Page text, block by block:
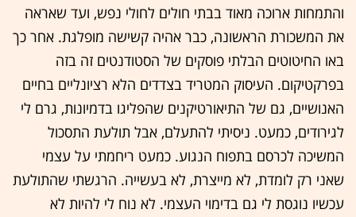
והתמחות ארוכה מאוד בבתי חולים לחולי נפש, ועד שאראה
את המשכורת הראשונה, כבר אהיה קשישה מופלגת. אחר כך
באו החיטוטים הבלתי פוסקים של הסטודנטים זה בזה
בפרקטיקום. העיסוק המטריד בצדדים הלא רציונליים בחיים
האנושיים, גם של התיאורטיקנים שהפליגו בדמיונות, גרם לי
לגירודים, כמעט. ניסיתי להתעלם, אבל תולעת התסכול
המשיכה לכרסם בתפוח הנגוע. כמעט ריחמתי על עצמי
שאני רק לומדת, לא מייצרת, לא בעשייה. הרגשתי שהתולעת
עכשיו נוגסת לי גם בדימוי העצמי. לא נוח לי להיות לא